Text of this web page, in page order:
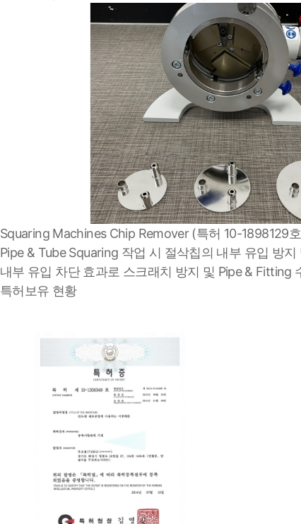
Squaring Machines Chip Remover (특허 10-1898129
Pipe & Tube Squaring 작업 시 절삭칩의 내부 유입 방지
내부 유입 차단 효과로 스크래치 방지 및 Pipe & Fitting
특허보유 현황